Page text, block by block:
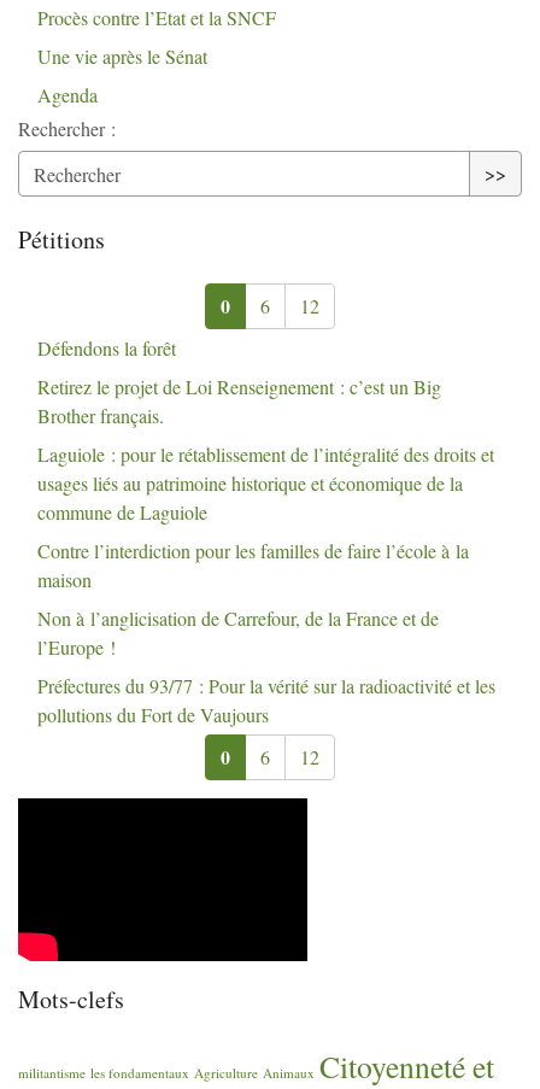
Procès contre l’Etat et la SNCF
Une vie après le Sénat
Agenda
Rechercher :
>>
Pétitions
0 6
12
Défendons la forêt
Retirez le projet de Loi Renseignement : c’est un Big
Brother français.
Laguiole : pour le rétablissement de l’intégralité des droits et
usages liés au patrimoine historique et économique de la
commune de Laguiole
Contre l’interdiction pour les familles de faire l’école à la
maison
Non à l’anglicisation de Carrefour, de la France et de
l’Europe !
Préfectures du 93/77 : Pour la vérité sur la radioactivité et les
pollutions du Fort de Vaujours
0 6 12
Mots-clefs
militantisme les fondamentaux Agriculture Animaux Citoyenneté et